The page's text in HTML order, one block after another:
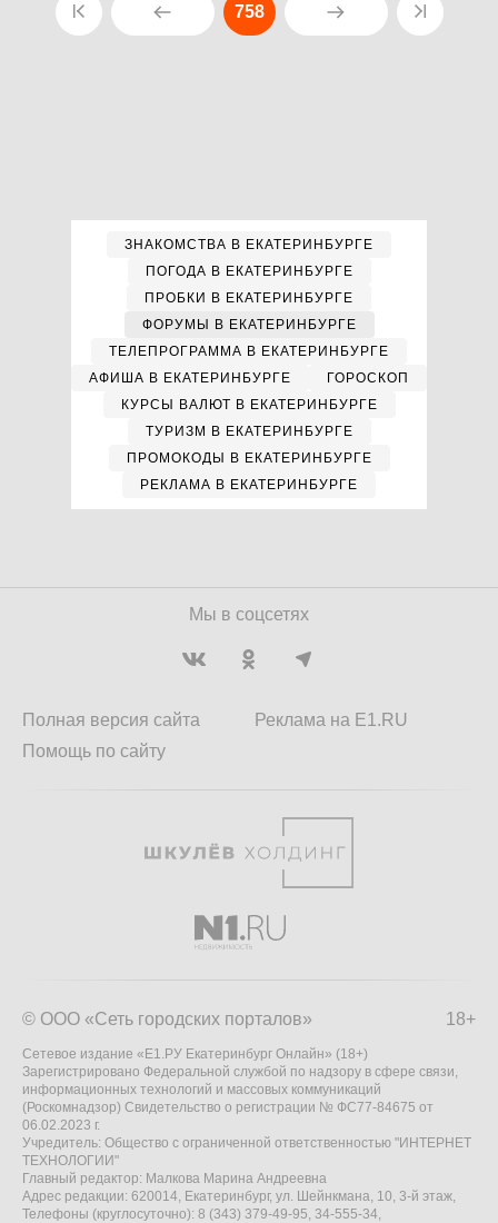
758
ЗНАКОМСТВА В ЕКАТЕРИНБУРГЕ
ПОГОДА В ЕКАТЕРИНБУРГЕ
ПРОБКИ В ЕКАТЕРИНБУРГЕ
ФОРУМЫ В ЕКАТЕРИНБУРГЕ
ТЕЛЕПРОГРАММА В ЕКАТЕРИНБУРГЕ
АФИША В ЕКАТЕРИНБУРГЕ
ГОРОСКОП
КУРСЫ ВАЛЮТ В ЕКАТЕРИНБУРГЕ
ТУРИЗМ В ЕКАТЕРИНБУРГЕ
ПРОМОКОДЫ В ЕКАТЕРИНБУРГЕ
РЕКЛАМА В ЕКАТЕРИНБУРГЕ
Мы в соцсетях
Полная версия сайта
Помощь по сайту
Реклама на E1.RU
18+
© ООО «Сеть городских порталов»
Сетевое издание «Е1.РУ Екатеринбург Онлайн» (18+)
Зарегистрировано Федеральной службой по надзору в сфере связи,
информационных технологий и массовых коммуникаций
(Роскомнадзор) Свидетельство о регистрации № ФС77-84675 от
06.02.2023 г.
Учредитель: Общество с ограниченной ответственностью "ИНТЕРНЕТ
ТЕХНОЛОГИИ"
Главный редактор: Малкова Марина Андреевна
Адрес редакции: 620014, Екатеринбург, ул. Шейнкмана, 10, 3-й этаж,
Телефоны (круглосуточно): 8 (343) 379-49-95, 34-555-34,